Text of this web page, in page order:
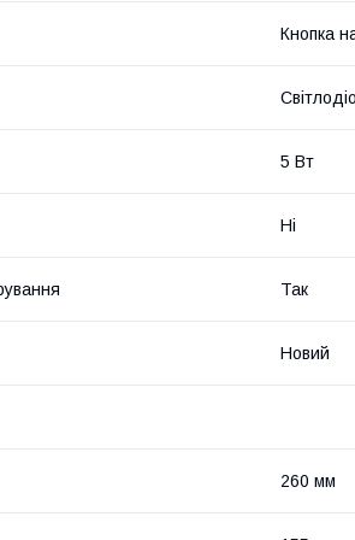
Кнопка
5 Вт
Ні
Так
Новий
260 мм